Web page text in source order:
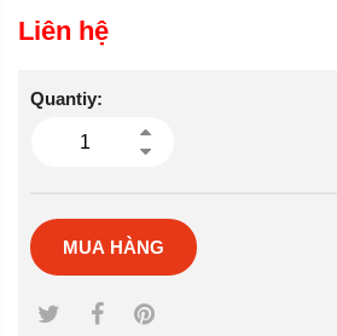
Liên hệ
Quantiy:
MUA HÀNG